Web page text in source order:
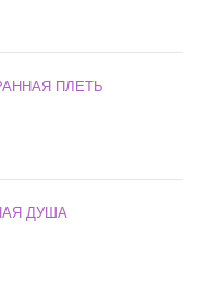
ПЛЕТЬ
ДУША